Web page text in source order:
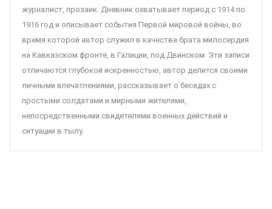
журналист, прозаик. Дневник охватывает период с 1914 по
1916 год и описывает события Первой мировой войны, во
время которой автор служил в качестве брата милосердия
на Кавказском фронте, в Галиции, под Двинском. Эти записи
отличаются глубокой искренностью, автор делится своими
личными впечатлениями, рассказывает о беседах с
простыми солдатами и мирными жителями,
непосредственными свидетелями военных действий и
ситуации в тылу.